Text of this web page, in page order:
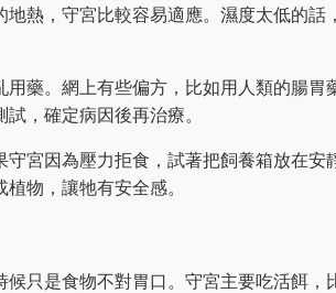
地熱，守宮比較容易適應。濕度太低的
用藥。網上有些偏方，比如用人類的腸
，確定病因後再治療。
守宮因為壓力拒食，試著把飼養箱放在
物，讓牠有安全感。
候只是食物不對胃口。守宮主要吃活餌